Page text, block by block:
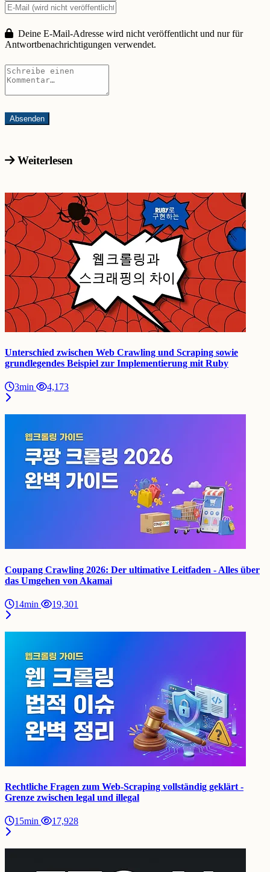
Deine E-Mail-Adresse wird nicht veröffentlicht und nur für
Antwortbenachrichtigungen verwendet.
Weiterlesen
Unterschied zwischen Web Crawling und Scraping sowie
grundlegendes Beispiel zur Implementierung mit Ruby
3min 4,173
Coupang Crawling 2026: Der ultimative Leitfaden - Alles über
das Umgehen von Akamai
14min 19,301
Rechtliche Fragen zum Web-Scraping vollständig geklärt -
Grenze zwischen legal und illegal
15min 17,928